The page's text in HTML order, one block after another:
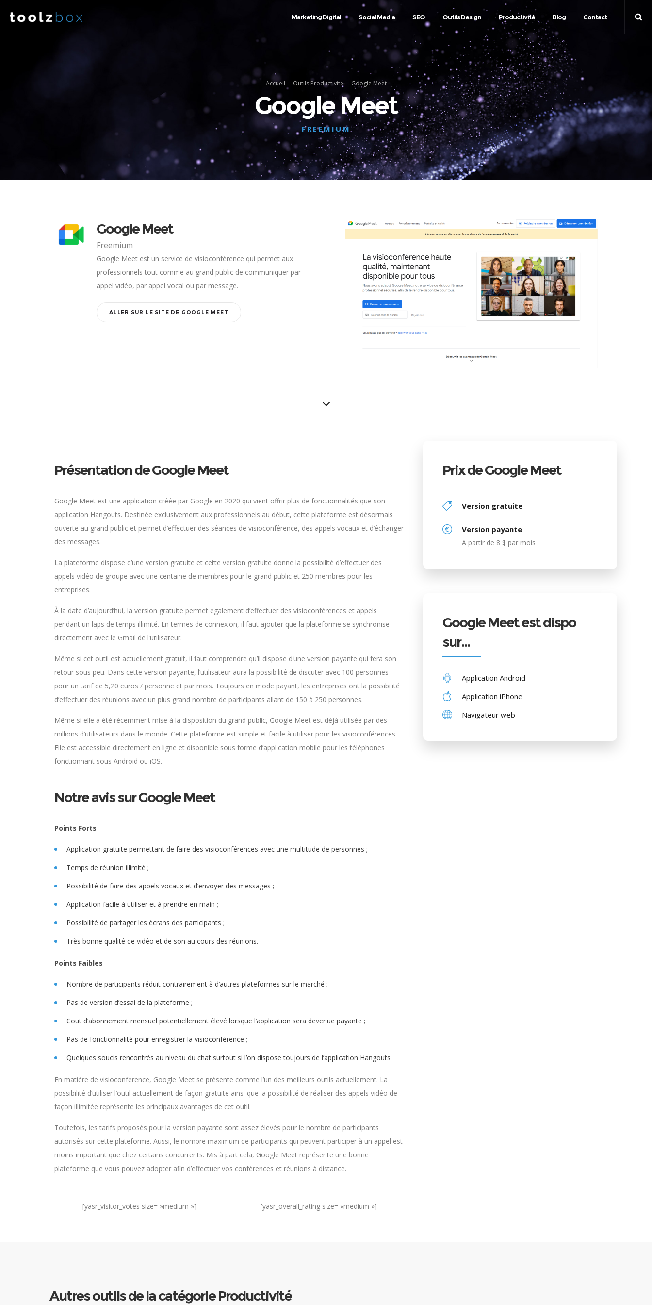
Marketing Digital Social Media SEO Outils Design Productivité Blog Contact
Accueil Outils Productivité Google Meet
Google Meet
FREEMIUM
Google Meet
Freemium
Google Meet est un service de visioconférence qui permet aux
professionnels tout comme au grand public de communiquer par
appel vidéo, par appel vocal ou par message.
ALLER SUR LE SITE DE GOOGLE MEET
Présentation de Google Meet
Google Meet est une application créée par Google en 2020 qui vient offrir plus de fonctionnalités que son
application Hangouts. Destinée exclusivement aux professionnels au début, cette plateforme est désormais
ouverte au grand public et permet d’effectuer des séances de visioconférence, des appels vocaux et d’échanger
des messages.
La plateforme dispose d’une version gratuite et cette version gratuite donne la possibilité d’effectuer des
appels vidéo de groupe avec une centaine de membres pour le grand public et 250 membres pour les
entreprises.
À la date d’aujourd’hui, la version gratuite permet également d’effectuer des visioconférences et appels
pendant un laps de temps illimité. En termes de connexion, il faut ajouter que la plateforme se synchronise
directement avec le Gmail de l’utilisateur.
Même si cet outil est actuellement gratuit, il faut comprendre qu’il dispose d’une version payante qui fera son
retour sous peu. Dans cette version payante, l’utilisateur aura la possibilité de discuter avec 100 personnes
pour un tarif de 5,20 euros / personne et par mois. Toujours en mode payant, les entreprises ont la possibilité
d’effectuer des réunions avec un plus grand nombre de participants allant de 150 à 250 personnes.
Même si elle a été récemment mise à la disposition du grand public, Google Meet est déjà utilisée par des
millions d’utilisateurs dans le monde. Cette plateforme est simple et facile à utiliser pour les visioconférences.
Elle est accessible directement en ligne et disponible sous forme d’application mobile pour les téléphones
fonctionnant sous Android ou iOS.
Notre avis sur Google Meet
Points Forts
Application gratuite permettant de faire des visioconférences avec une multitude de personnes ;
Temps de réunion illimité ;
Possibilité de faire des appels vocaux et d’envoyer des messages ;
Application facile à utiliser et à prendre en main ;
Possibilité de partager les écrans des participants ;
Très bonne qualité de vidéo et de son au cours des réunions.
Points Faibles
Nombre de participants réduit contrairement à d’autres plateformes sur le marché ;
Pas de version d’essai de la plateforme ;
Cout d’abonnement mensuel potentiellement élevé lorsque l’application sera devenue payante ;
Pas de fonctionnalité pour enregistrer la visioconférence ;
Quelques soucis rencontrés au niveau du chat surtout si l’on dispose toujours de l’application Hangouts.
En matière de visioconférence, Google Meet se présente comme l’un des meilleurs outils actuellement. La
possibilité d’utiliser l’outil actuellement de façon gratuite ainsi que la possibilité de réaliser des appels vidéo de
façon illimitée représente les principaux avantages de cet outil.
Toutefois, les tarifs proposés pour la version payante sont assez élevés pour le nombre de participants
autorisés sur cette plateforme. Aussi, le nombre maximum de participants qui peuvent participer à un appel est
moins important que chez certains concurrents. Mis à part cela, Google Meet représente une bonne
plateforme que vous pouvez adopter afin d’effectuer vos conférences et réunions à distance.
[yasr_visitor_votes size= »medium »] [yasr_overall_rating size= »medium »]
Prix de Google Meet
Version gratuite
Version payante
A partir de 8 $ par mois
Google Meet est dispo
sur…
Application Android
Application iPhone
Navigateur web
Autres outils de la catégorie Productivité